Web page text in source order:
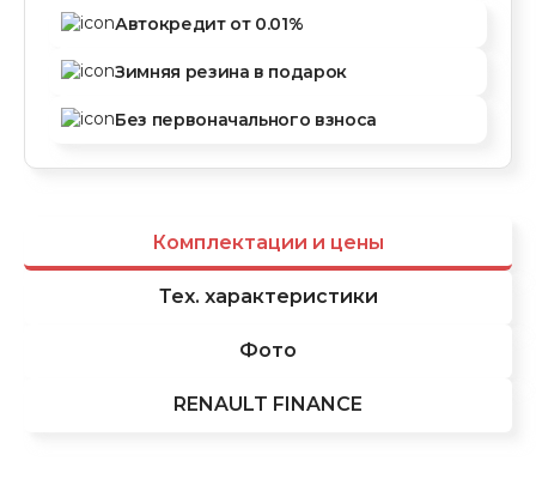
Автокредитот 0.01%
Зимняя резина в подарок
Без первоначального взноса
Комплектации и цены
Тех. характеристики
Фото
RENAULT FINANCE